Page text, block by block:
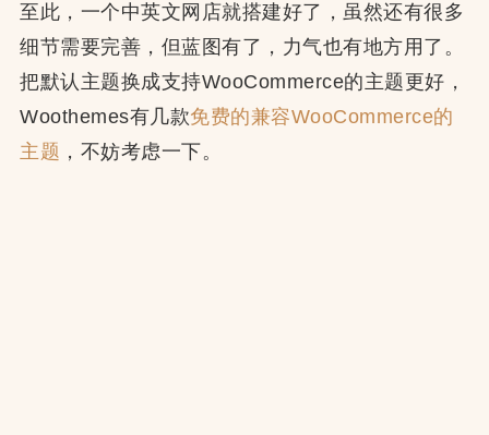
至此，一个中英文网店就搭建好了，虽然还有很多
细节需要完善，但蓝图有了，力气也有地方用了。
把默认主题换成支持WooCommerce的主题更好，
Woothemes有几款免费的兼容WooCommerce的
主题 ，不妨考虑一下。